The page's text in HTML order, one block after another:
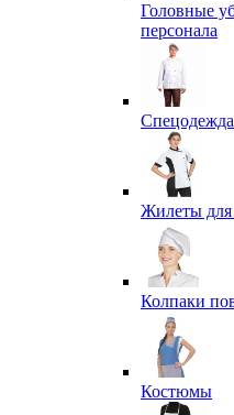
Головные
персонала
Жилеты для
Колпаки
Костюмы